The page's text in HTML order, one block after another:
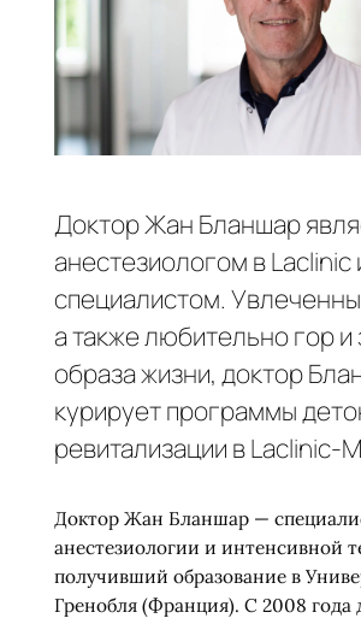
Доктор Жан Бланшар
анестезиологом в
специалистом.
а также любительно гор
образа жизни, доктор
курирует программы
ревитализации в Laclinic-
Доктор Жан Бланшар —
анестезиологии и интенсивной
получивший образование в
Гренобля (Франция). С 2008 года